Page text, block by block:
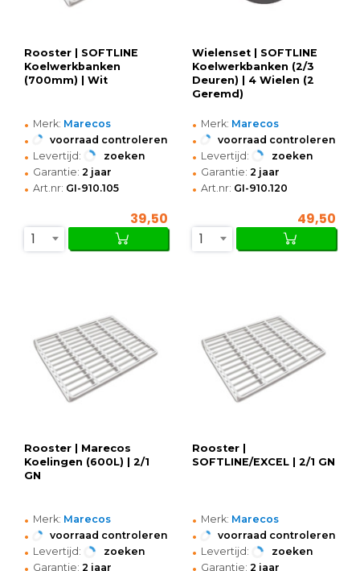
Rooster | SOFTLINE
Koelwerkbanken
(700mm) | Wit
• Merk: Marecos
• voorraad controleren
• Levertijd: zoeken
• Garantie: 2 jaar
• Art.nr: GI-910.105
39,50
1
Wielenset | SOFTLINE
Koelwerkbanken (2/3
Deuren) | 4 Wielen (2
Geremd)
• Merk: Marecos
• voorraad controleren
• Levertijd: zoeken
• Garantie: 2 jaar
• Art.nr: GI-910.120
49,50
1
Rooster | Marecos
Koelingen (600L) | 2/1
GN
• Merk: Marecos
• voorraad controleren
• Levertijd: zoeken
Garantie: 2 jaar
Rooster |
SOFTLINE/EXCEL | 2/1 GN
• Merk: Marecos
• voorraad controleren
• Levertijd: zoeken
Garantie: 2 jaar